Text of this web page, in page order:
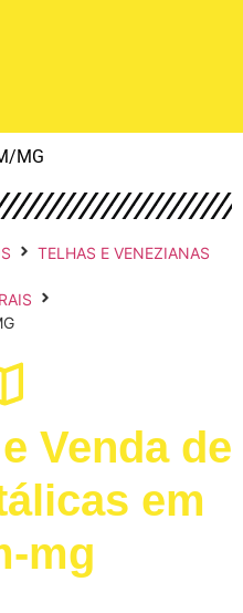
MG
TELHAS E VENEZIANAS
Venda de
em
mg